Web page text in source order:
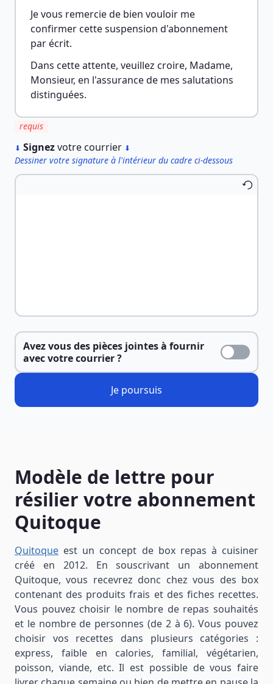
Je vous remercie de bien vouloir me
confirmer cette suspension d'abonnement
par écrit.
Dans cette attente, veuillez croire, Madame,
Monsieur, en l'assurance de mes salutations
distinguées.
requis
⬇ Signezvotre courrier ⬇
Dessiner votre signature à l'intérieur du cadre ci-dessous
Avez vous des pièces jointes à fournir
avec votre courrier ?
Je poursuis
Modèle de lettre pour
résilier votre abonnement
Quitoque
Quitoque est un concept de box repas à cuisiner
créé en 2012. En souscrivant un abonnement
Quitoque, vous recevrez donc chez vous des box
contenant des produits frais et des fiches recettes.
Vous pouvez choisir le nombre de repas souhaités
et le nombre de personnes (de 2 à 6). Vous pouvez
choisir vos recettes dans plusieurs catégories :
express, faible en calories, familial, végétarien,
poisson, viande, etc. Il est possible de vous faire